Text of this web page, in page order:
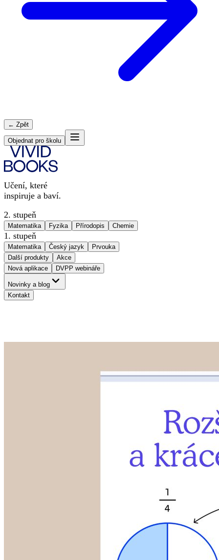
← Zpět
Objednat pro školu
Učení, které
inspiruje a baví.
2. stupeň
Matematika Fyzika Přírodopis Chemie
1. stupeň
Matematika Český jazyk
Prvouka
Další produkty
Akce
Nová aplikace
DVPP webináře
Novinky a blog
Kontakt